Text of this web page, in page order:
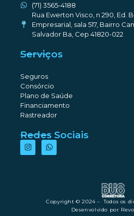
(71) 3565-4188
Rua Ewerton Visco, n 290, Ed.
Empresarial, sala 517, Bairro
Salvador Ba, Cep 41820-022
Serviços
Seguros
Consórcio
Plano de Saúde
Financiamento
Rastreador
Redes Sociais
Copyright © 2024 – Todos os
Desenvolvido por